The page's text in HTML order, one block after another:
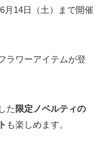
月14日（土）まで開催
ラワーアイテムが登
た 限定ノベルティの
も楽しめます。